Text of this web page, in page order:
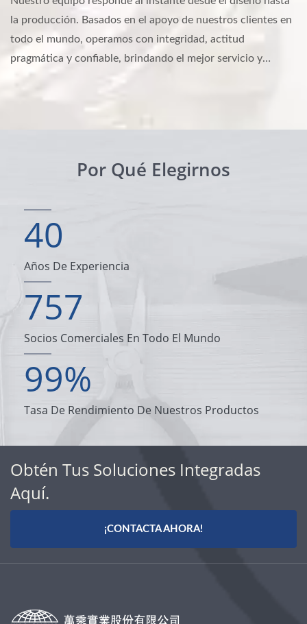
la producción. Basados en el apoyo de nuestros clientes en
todo el mundo, operamos con integridad, actitud
pragmática y confiable, brindando el mejor servicio y
Por Qué Elegirnos
40
Años De Experiencia
757
Socios Comerciales En Todo El Mundo
99%
Tasa De Rendimiento De Nuestros Productos
Obtén Tus Soluciones Integradas
Aquí.
¡CONTACTA AHORA!